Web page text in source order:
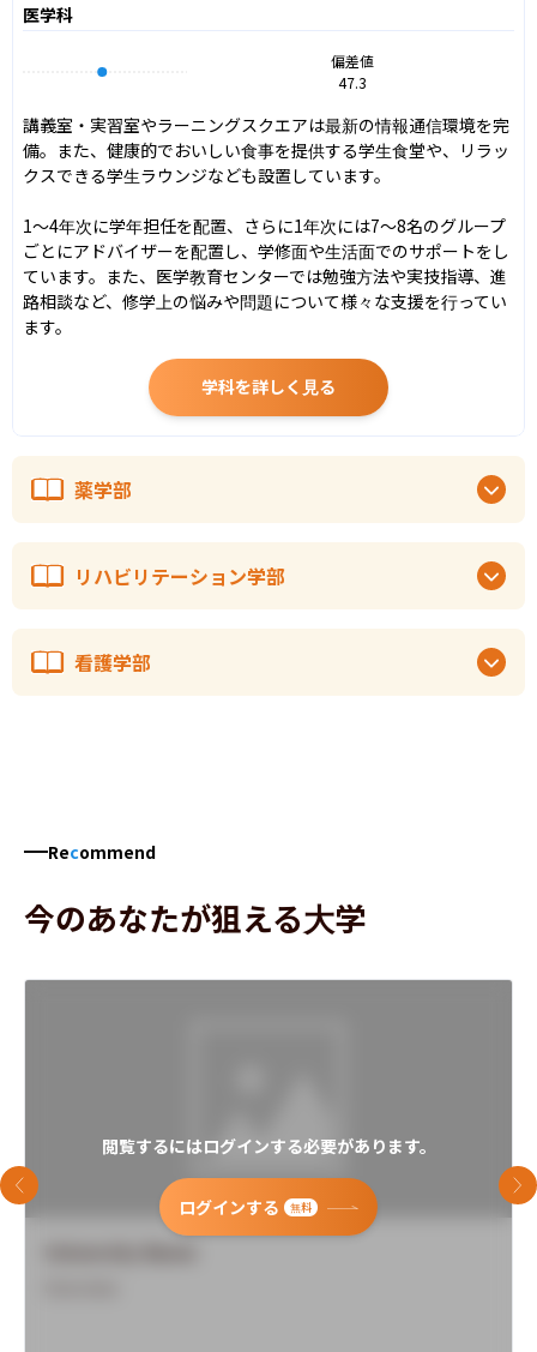
医学科
偏差値
47.3
講義室・実習室やラーニングスクエアは最新の情報通信環境を完
備。また、健康的でおいしい食事を提供する学生食堂や、リラッ
クスできる学生ラウンジなども設置しています。
1〜4年次に学年担任を配置、さらに1年次には7〜8名のグループ
ごとにアドバイザーを配置し、学修面や生活面でのサポートをし
ています。また、医学教育センターでは勉強方法や実技指導、進
路相談など、修学上の悩みや問題について様々な支援を行ってい
ます。
学科を詳しく見る
薬学部
リハビリテーション学部
看護学部
Recommend
今のあなたが狙える大学
閲覧するにはログインする必要があります。
ログインする 無料
前のスライド 次